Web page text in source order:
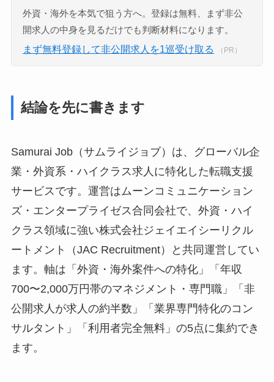
外資・海外を本気で狙う方へ。登録は無料、まず非公
開求人の中身を見るだけでも判断材料になります。
まず無料登録して非公開求人を1巡受け取る （PR）
結論を先に書きます
Samurai Job（サムライジョブ）は、グローバル企
業・外資系・ハイクラス求人に特化した転職支援
サービスです。運営はムーンコミュニケーション
ズ・エンタープライゼス合同会社で、外資・ハイ
クラス領域に強い株式会社ジェイエイシーリクル
ートメント（JAC Recruitment）と共同運営してい
ます。軸は「外資・海外案件への特化」「年収
700〜2,000万円帯のマネジメント・専門職」「非
公開求人が求人の約半数」「業界専門特化のコン
サルタント」「利用者完全無料」の5点に集約でき
ます。